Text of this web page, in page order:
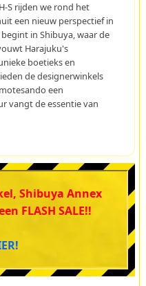
S rijden we rond het
een nieuw perspectief in
in Shibuya, waar de
Harajuku's
boetieks en
de designerwinkels
een
vangt de essentie van
Shibuya Annex
FLASH SALE!!